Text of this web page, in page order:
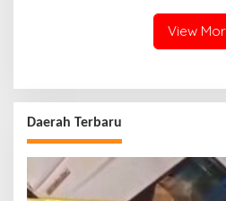
View
Daerah Terbaru